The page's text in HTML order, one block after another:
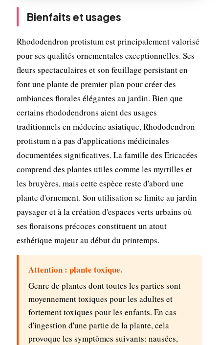
Bienfaits et usages
Rhododendron protistum est principalement valorisé
pour ses qualités ornementales exceptionnelles. Ses
fleurs spectaculaires et son feuillage persistant en
font une plante de premier plan pour créer des
ambiances florales élégantes au jardin. Bien que
certains rhododendrons aient des usages
traditionnels en médecine asiatique, Rhododendron
protistum n'a pas d'applications médicinales
documentées significatives. La famille des Ericacées
comprend des plantes utiles comme les myrtilles et
les bruyères, mais cette espèce reste d'abord une
plante d'ornement. Son utilisation se limite au jardin
paysager et à la création d'espaces verts urbains où
ses floraisons précoces constituent un atout
esthétique majeur au début du printemps.
Attention : plante toxique.
Genre de plantes dont toutes les parties sont
moyennement toxiques pour les adultes et
fortement toxiques pour les enfants. En cas
d'ingestion d'une partie de la plante, cela
provoque les symptômes suivants: nausées,